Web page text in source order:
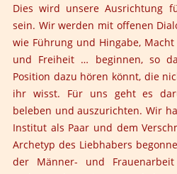
Dies wird unsere Ausrichtung
sein. Wir werden mit offenen
wie Führung und Hingabe,
und Freiheit … beginnen, so
Position dazu hören könnt, die
ihr wisst. Für uns geht es
beleben und auszurichten. Wir
Institut als Paar und dem
Archetyp des Liebhabers
der Männer- und